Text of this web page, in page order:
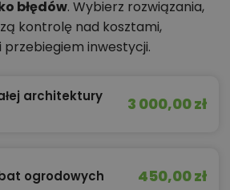
błędów. Wybierz rozwiązania,
kontrolę nad kosztami,
inwestycji.
architektury
3 000,00 zł
ogrodowych 450,00 zł